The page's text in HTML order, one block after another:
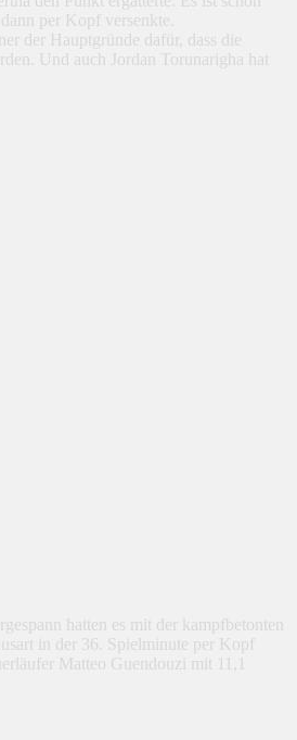
per Kopf versenkte.
der Hauptgründe dafür, dass die
Und auch Jordan Torunarigha hat
hatten es mit der kampfbetonten
in der 36. Spielminute per Kopf
Matteo Guendouzi mit 11,1